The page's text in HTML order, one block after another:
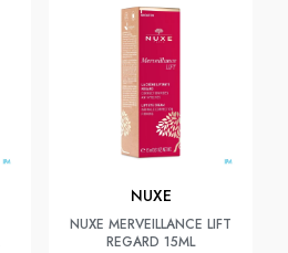
NUXE
NUXE MERVEILLANCE LIFT
REGARD 15ML